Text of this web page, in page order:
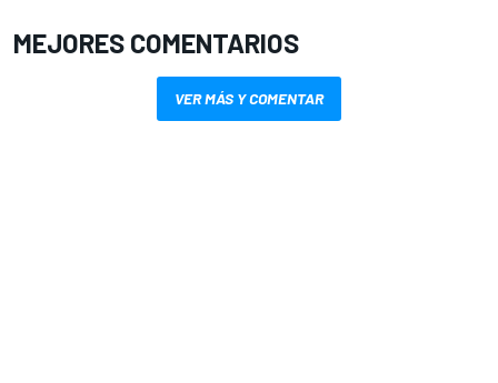
MEJORES COMENTARIOS
VER MÁS Y COMENTAR